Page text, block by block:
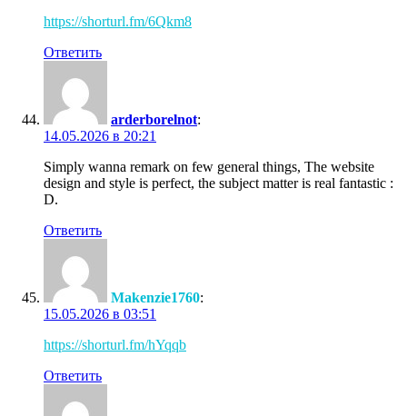
https://shorturl.fm/6Qkm8
Ответить
arderborelnot:
14.05.2026 в 20:21
Simply wanna remark on few general things, The website
design and style is perfect, the subject matter is real fantastic :
D.
Ответить
Makenzie1760:
15.05.2026 в 03:51
https://shorturl.fm/hYqqb
Ответить